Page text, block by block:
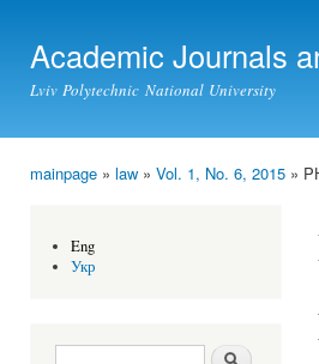
Academic Journals
Lviv Polytechnic National University
mainpage » law » Vol. 1, No. 6, 2015 »
Eng
Укр
Search form Search